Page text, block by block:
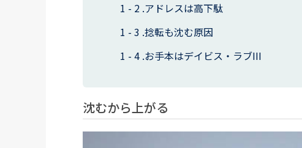
アドレスは高下駄
捻転も沈む原因
お手本はデイビス・ラブIII
沈むから上がる